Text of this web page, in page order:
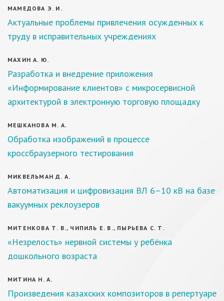
МАМЕДОВА Э. И.
Актуальные проблемы привлечения осужденных к
труду в исправительных учреждениях
МАХИН А. Ю.
Разработка и внедрение приложения
«Информирование клиентов» с микросервисной
архитектурой в электронную торговую площадку
МЕШКАНОВА М. А.
Обработка изображений в процессе
кроссбраузерного тестирования
МИКВЕЛЬМАН Д. А.
Автоматизация и цифровизация ВЛ 6–10 кВ на базе
вакуумных реклоузеров
МИТЕНКОВА Т. В., ЧИПИЛЬ Е. В., ПЫРЬЕВА С. Т.
«Незрелость» нервной системы у ребёнка
дошкольного возраста
МИТИНА Н. А.
Произведения казахских композиторов в репертуаре